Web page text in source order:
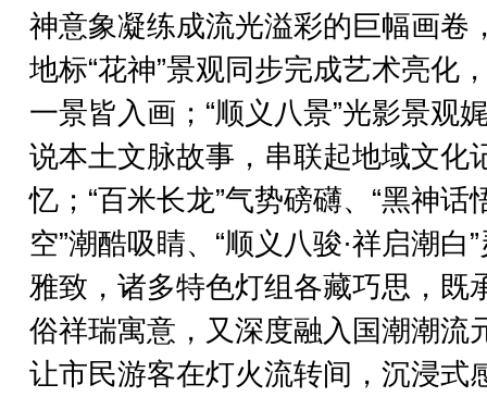
神意象凝练成流光溢彩的巨幅画卷
地标“花神”景观同步完成艺术亮化
一景皆入画；“顺义八景”光影景观
说本土文脉故事，串联起地域文化
忆；“百米长龙”气势磅礴、“黑神话
空”潮酷吸睛、“顺义八骏·祥启潮白
雅致，诸多特色灯组各藏巧思，既
俗祥瑞寓意，又深度融入国潮潮流
让市民游客在灯火流转间，沉浸式